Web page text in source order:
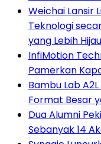
Weichai Lansir
Teknologi
yang Lebih
InfiMotion
Pamerkan
Bambu Lab
Format Besar
Dua Alumni
Sebanyak 14